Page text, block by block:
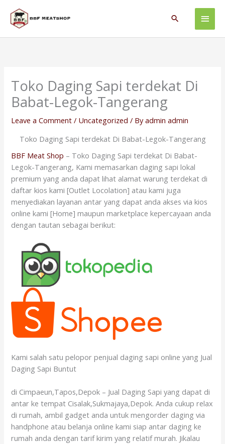
content
Main
Search
Toko Daging Sapi terdekat Di
Babat-Legok-Tangerang
Leave a Comment / Uncategorized / Byadmin admin
Toko Daging Sapi terdekat Di Babat-Legok-Tangerang
BBF Meat Shop – Toko Daging Sapi terdekat Di Babat-
Legok-Tangerang, Kami memasarkan daging sapi lokal
premium yang anda dapat lihat alamat warung terdekat di
daftar kios kami [Outlet Locolation] atau kami juga
menyediakan layanan antar yang dapat anda akses via kios
online kami [Home] maupun marketplace kepercayaan anda
dengan tautan sebagai berikut:
Kami salah satu pelopor penjual daging sapi online yang Jual
Daging Sapi Buntut
di Cimpaeun,Tapos,Depok – Jual Daging Sapi yang dapat di
antar ke tempat Cisalak,Sukmajaya,Depok. Anda cukup relax
di rumah, ambil gadget anda untuk mengorder daging via
handphone atau belanja online kami siap antar daging ke
rumah anda dengan tarif kirim yang relatif murah. Jikalau